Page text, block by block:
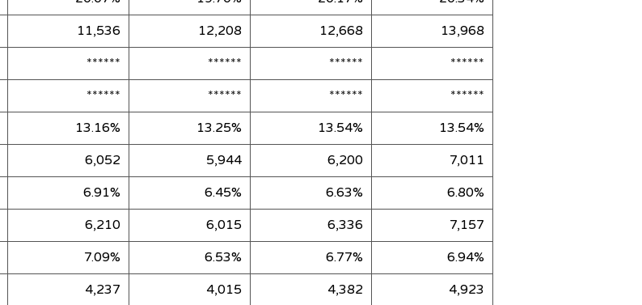
11,536 12,208 12,668
13,968
****** ****** ******
******
****** ****** ******
******
13.16% 13.25% 13.54%
13.54%
6,052 5,944 6,200
7,011
6.91% 6.45% 6.63%
6.80%
6,210 6,015 6,336
7,157
7.09% 6.53% 6.77%
6.94%
4,237 4,015 4,382
4,923